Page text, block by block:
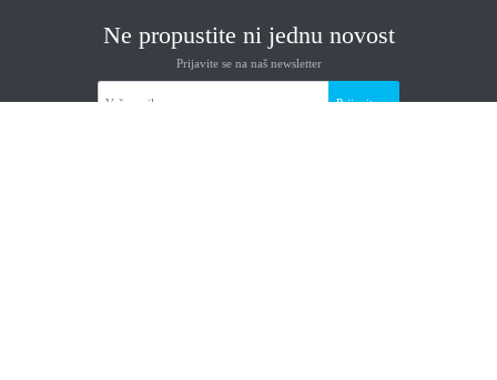
Ne propustite ni jednu novost
Prijavite se na naš newsletter
Prijavite se